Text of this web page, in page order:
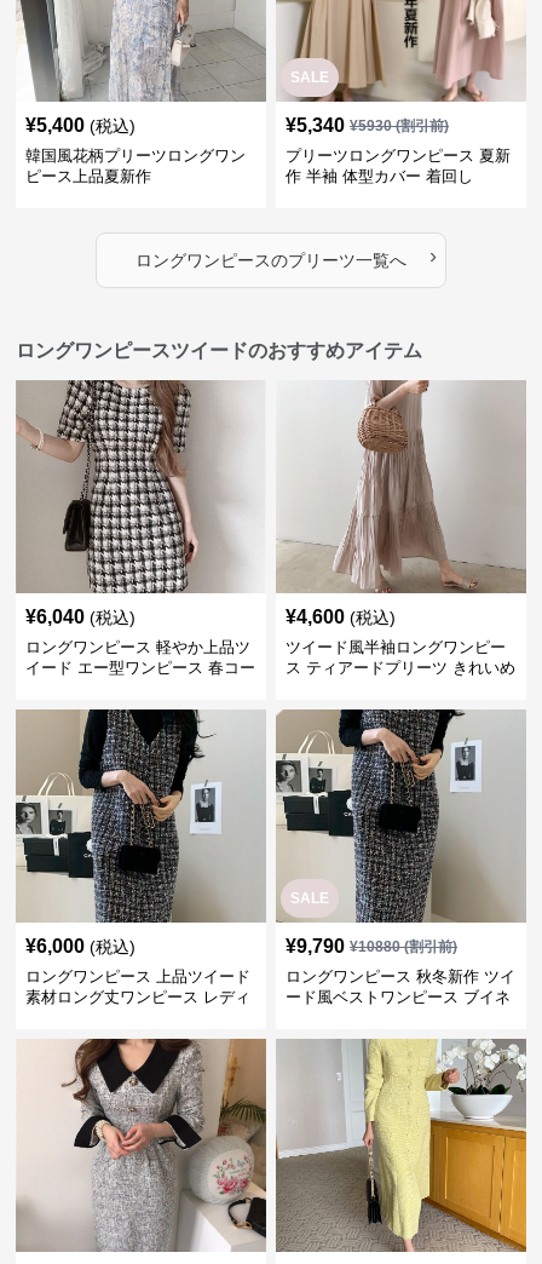
¥5,400 (税込)
韓国風花柄プリーツロングワン
ピース上品夏新作
SALE
¥5,340 ¥5930(割引前)
プリーツロングワンピース 夏新
作 半袖 体型カバー 着回し
ロングワンピースのプリーツ一覧へ ›
ロングワンピースツイードのおすすめアイテム
¥6,040 (税込)
ロングワンピース 軽やか上品ツ
イード エー型ワンピース 春コー
¥4,600 (税込)
ツイード風半袖ロングワンピー
ス ティアードプリーツ きれいめ
¥6,000 (税込)
ロングワンピース 上品ツイード
素材ロング丈ワンピース レディ
SALE
¥9,790 ¥10880(割引前)
ロングワンピース 秋冬新作 ツイ
ード風ベストワンピース ブイネ